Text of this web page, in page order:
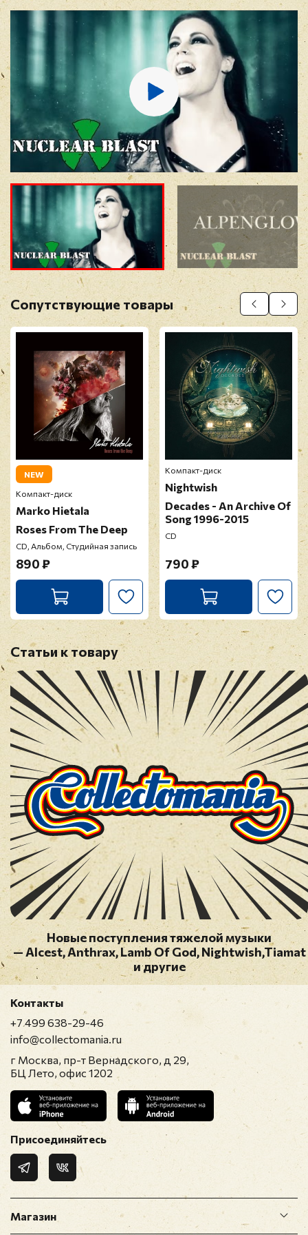
E-mail
Отзыв*
Прикрепить фото
Оставить отзыв
Перед публикацией отзывы проходят
модерацию
Сопутствующие товары
NEW
Компакт-диск
Marko Hietala
Roses From The Deep
CD, Альбом, Студийная запись
890 ₽
Компакт-диск
Nightwish
Decades - An Archive Of
Song 1996-2015
CD
790 ₽
Статьи к товару
Новые поступления тяжелой музыки
— Alcest, Anthrax, Lamb Of God, Nightwish,Tiamat
и другие
Магазин
Контакты
+7 499 638-29-46
info@collectomania.ru
г Москва, пр-т Вернадского, д 29,
БЦ Лето, офис 1202
Присоединяйтесь